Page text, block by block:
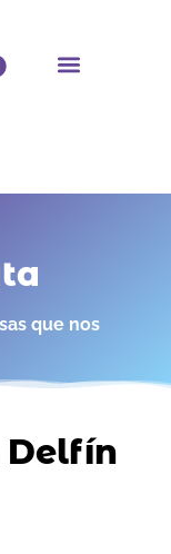
que nos
Delfín